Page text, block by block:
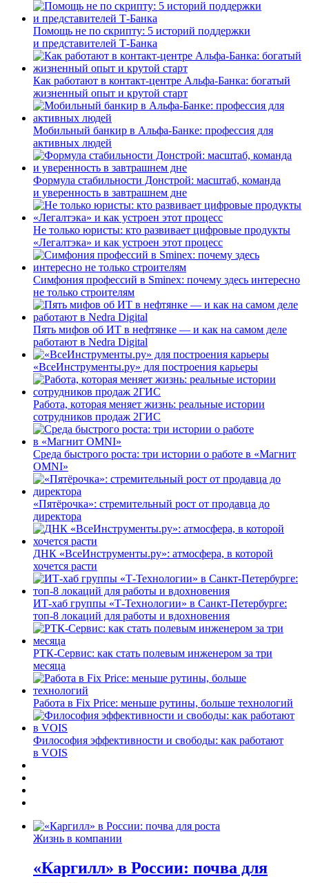
Помощь не по скрипту: 5 историй поддержки
и представителей Т-Банка
Как работают в контакт-центре Альфа-Банка: богатый
жизненный опыт и крутой старт
Мобильный банкир в Альфа-Банке: профессия для
активных людей
Формула стабильности Донстрой: масштаб, команда
и уверенность в завтрашнем дне
Не только юристы: кто развивает цифровые продукты
«Легалтэка» и как устроен этот процесс
Симфония профессий в Sminex: почему здесь интересно
не только строителям
Пять мифов об ИТ в нефтянке — и как на самом деле
работают в Nedra Digital
«ВсеИнструменты.ру» для построения карьеры
Работа, которая меняет жизнь: реальные истории
сотрудников продаж 2ГИС
Среда быстрого роста: три истории о работе в «Магнит
OMNI»
«Пятёрочка»: стремительный рост от продавца до
директора
ДНК «ВсеИнструменты.ру»: атмосфера, в которой
хочется расти
ИТ-хаб группы «Т-Технологии» в Санкт-Петербурге:
топ-8 локаций для работы и вдохновения
РТК-Сервис: как стать полевым инженером за три
месяца
Работа в Fix Price: меньше рутины, больше технологий
Философия эффективности и свободы: как работают
в VOIS
Жизнь в компании
«Каргилл» в России: почва для